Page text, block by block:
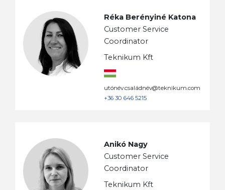
Réka Berényiné Katona
Customer Service
Coordinator
Teknikum Kft
utónév.családnév@teknikum.com
+36 30 646 5215
Anikó Nagy
Customer Service
Coordinator
Teknikum Kft